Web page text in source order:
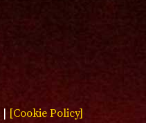
| [Cookie Policy]